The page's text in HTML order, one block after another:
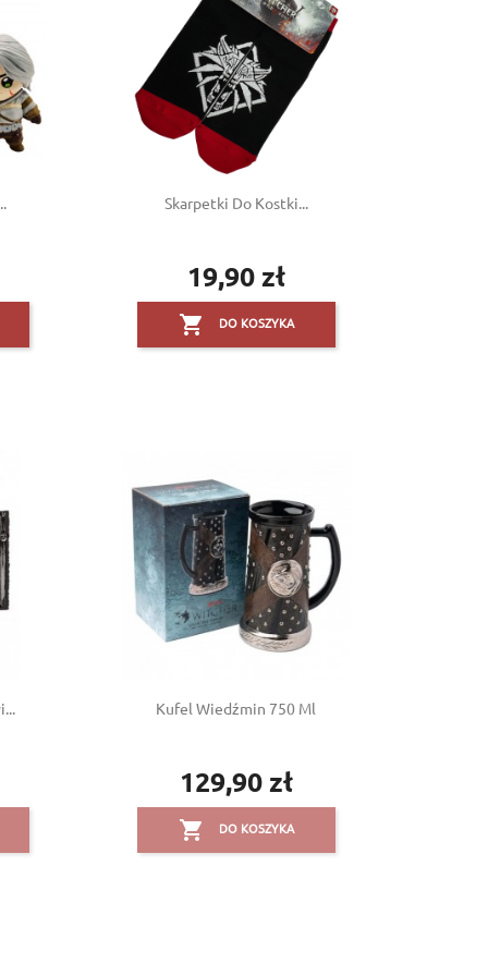
×
×
×
×
Skarpetki Do Kostki...
Cena
19,90 zł
 DO KOSZYKA
Kufel Wiedźmin 750 Ml
Cena
129,90 zł
 DO KOSZYKA